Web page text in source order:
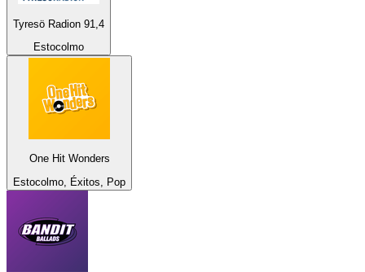
Tyresö Radion 91,4
Estocolmo
One Hit Wonders
Estocolmo, Éxitos, Pop